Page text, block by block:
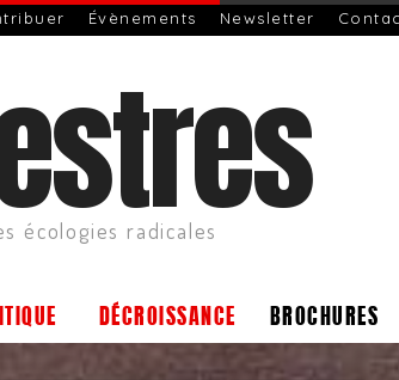
Évènements Newsletter
écologies radicales
DÉCROISSANCE BROCHURES